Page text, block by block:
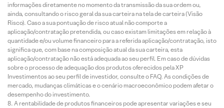
informações diretamente no momento da transmissão da sua ordem ou,
ainda, consultando o risco geral da sua carteira na tela de carteira (Visão
Risco). Caso a sua pontuação de risco atual não comporte a
aplicação/contratação pretendida, ou caso existam limitações em relação à
quantidade e/ou volume financeiro para a referida aplicação/contratação, isto
significa que, com base na composição atual da sua carteira, esta
aplicação/contratação não está adequada ao seu perfil. Em caso de dúvidas
sobre o processo de adequação dos produtos oferecidos pela XP
Investimentos ao seu perfil de investidor, consulte o FAQ. As condições de
mercado, mudanças climáticas e o cenário macroeconômico podem afetar o
desempenho do investimento.
A rentabilidade de produtos financeiros pode apresentar variações e seu